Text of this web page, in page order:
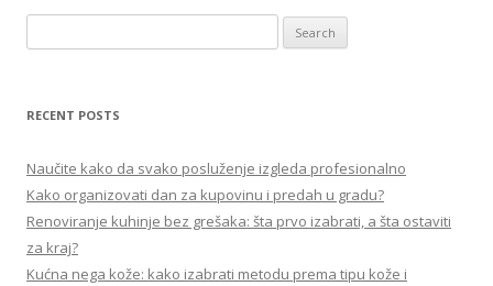
e
r
h
f
o
:
RECENT POSTS
Naučite kako da svako posluženje izgleda profesionalno
Kako organizovati dan za kupovinu i predah u gradu?
Renoviranje kuhinje bez grešaka: šta prvo izabrati, a šta ostaviti
za kraj?
Kućna nega kože: kako izabrati metodu prema tipu kože i